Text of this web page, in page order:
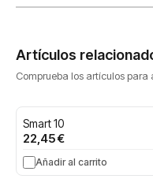
Artículos
Comprueba los artículos
Smart 10
22,45 €
Añadir al carrito